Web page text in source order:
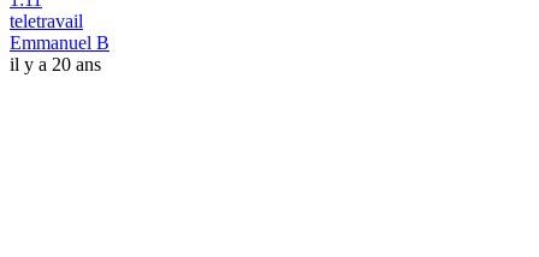
teletravail
Emmanuel B
il y a 20 ans